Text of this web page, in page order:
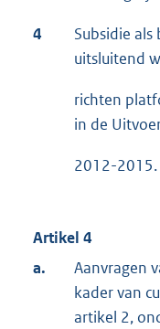
4
Subsidie
uitsluitend
richten
in de
2012-2015.
Artikel 4
a.
Aanvragen
kader van
artikel 2,